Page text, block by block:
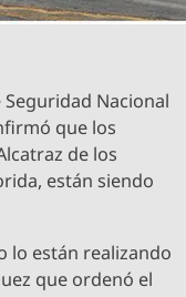
Nacional
que los
de los
están siendo
lo están realizando
que ordenó el